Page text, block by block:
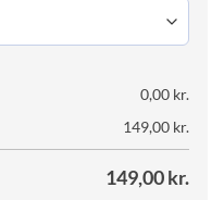
0,00 kr.
149,00 kr.
149,00kr.